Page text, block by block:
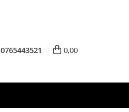
0765443521 0,00